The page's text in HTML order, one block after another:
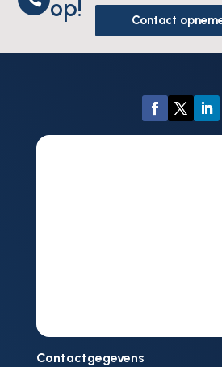
op! Contact
Contactgegevens